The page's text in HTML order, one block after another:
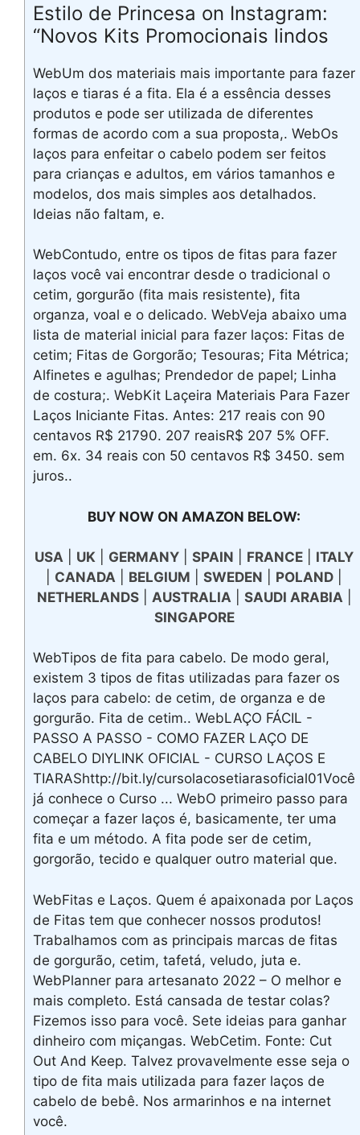
Estilo de Princesa on Instagram:
“Novos Kits Promocionais lindos
WebUm dos materiais mais importante para fazer
laços e tiaras é a fita. Ela é a essência desses
produtos e pode ser utilizada de diferentes
formas de acordo com a sua proposta,. WebOs
laços para enfeitar o cabelo podem ser feitos
para crianças e adultos, em vários tamanhos e
modelos, dos mais simples aos detalhados.
Ideias não faltam, e.
WebContudo, entre os tipos de fitas para fazer
laços você vai encontrar desde o tradicional o
cetim, gorgurão (fita mais resistente), fita
organza, voal e o delicado. WebVeja abaixo uma
lista de material inicial para fazer laços: Fitas de
cetim; Fitas de Gorgorão; Tesouras; Fita Métrica;
Alfinetes e agulhas; Prendedor de papel; Linha
de costura;. WebKit Laçeira Materiais Para Fazer
Laços Iniciante Fitas. Antes: 217 reais con 90
centavos R$ 21790. 207 reaisR$ 207 5% OFF.
em. 6x. 34 reais con 50 centavos R$ 3450. sem
juros..
BUY NOW ON AMAZON BELOW:
USA UK GERMANY SPAIN FRANCE
ITALY
CANADA BELGIUM SWEDEN POLAND
NETHERLANDS| AUSTRALIA SAUDI ARABIA
SINGAPORE
WebTipos de fita para cabelo. De modo geral,
existem 3 tipos de fitas utilizadas para fazer os
laços para cabelo: de cetim, de organza e de
gorgurão. Fita de cetim.. WebLAÇO FÁCIL -
PASSO A PASSO - COMO FAZER LAÇO DE
CABELO DIYLINK OFICIAL - CURSO LAÇOS E
TIARAShttp://bit.ly/cursolacosetiarasoficial01Você
já conhece o Curso ... WebO primeiro passo para
começar a fazer laços é, basicamente, ter uma
fita e um método. A fita pode ser de cetim,
gorgorão, tecido e qualquer outro material que.
WebFitas e Laços. Quem é apaixonada por Laços
de Fitas tem que conhecer nossos produtos!
Trabalhamos com as principais marcas de fitas
de gorgurão, cetim, tafetá, veludo, juta e.
WebPlanner para artesanato 2022 – O melhor e
mais completo. Está cansada de testar colas?
Fizemos isso para você. Sete ideias para ganhar
dinheiro com miçangas. WebCetim. Fonte: Cut
Out And Keep. Talvez provavelmente esse seja o
tipo de fita mais utilizada para fazer laços de
cabelo de bebê. Nos armarinhos e na internet
você.